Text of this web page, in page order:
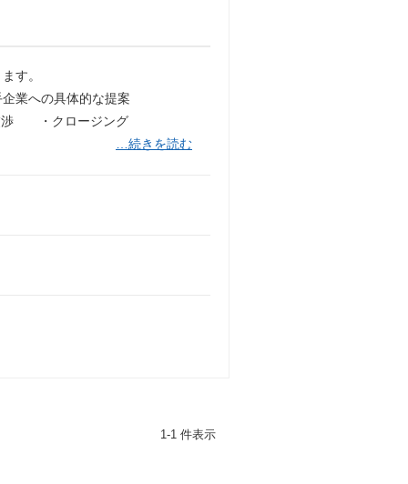
す。
への具体的な提案
渉 ・クロージング
…続きを読む
1-1 件表示